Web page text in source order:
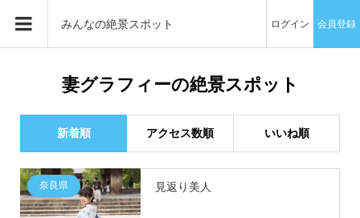
みんなの絶景スポット ログイン 会員登録
妻グラフィーの絶景スポット
新着順 アクセス数順 いいね順
奈良県 見返り美人